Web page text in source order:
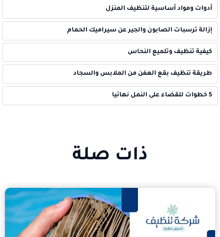
أدوات ومواد أساسية لتنظيف المنزل
إزالة ترسبات الصابون والجير عن سيراميك الحمام
كيفية تنظيف وتلميع النحاس
طريقة تنظيف بقع العفن من الملابس والسجاد
5 خطوات للقضاء على النمل نهائيا
ذات صلة